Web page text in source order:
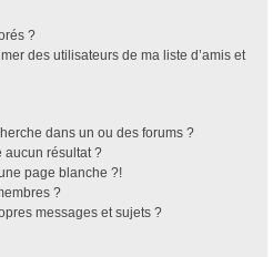
?
des utilisateurs de ma liste d’amis et
dans un ou des forums ?
aucun résultat ?
page blanche ?!
?
messages et sujets ?